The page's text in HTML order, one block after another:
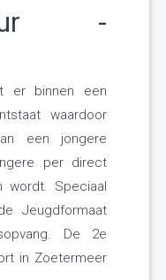
-
er binnen een
waardoor
een jongere
per direct
wordt. Speciaal
Jeugdformaat
De 2e
in Zoetermeer